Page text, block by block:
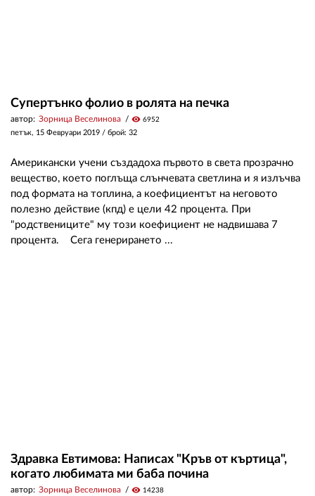
Супертънко фолио в ролята на печка
автор: Зорница Веселинова visibility 6952
петък, 15 Февруари 2019 / брой: 32
Американски учени създадоха първото в света прозрачно
вещество, което поглъща слънчевата светлина и я излъчва
под формата на топлина, а коефициентът на неговото
полезно действие (кпд) е цели 42 процента. При
"родствениците" му този коефициент не надвишава 7
процента. Сега генерирането ...
Здравка Евтимова: Написах "Кръв от къртица",
когато любимата ми баба почина
автор: Зорница Веселинова visibility 14238